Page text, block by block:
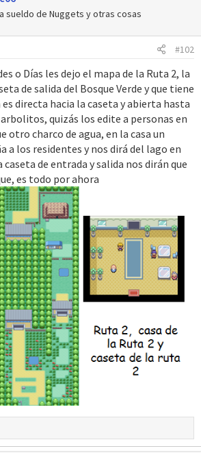
sueldo de Nuggets y otras cosas
#102
o Días les dejo el mapa de la Ruta 2, la
de salida del Bosque Verde y que tiene
directa hacia la caseta y abierta hasta
quizás los edite a personas en
otro charco de agua, en la casa un
a los residentes y nos dirá del lago en
de entrada y salida nos dirán que
es todo por ahora